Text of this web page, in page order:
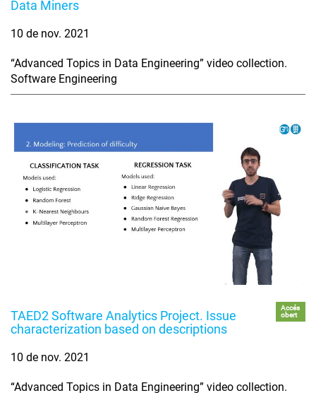
Data Miners
10 de nov. 2021
“Advanced Topics in Data Engineering” video collection.
Software Engineering
TAED2 Software Analytics Project. Issue
characterization based on descriptions
Accés
obert
10 de nov. 2021
“Advanced Topics in Data Engineering” video collection.